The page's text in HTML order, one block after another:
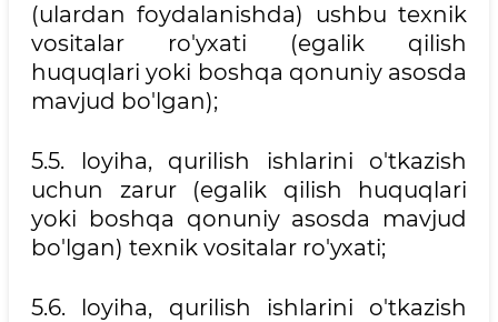
(ulardan foydalanishda) ushbu texnik
vositalar ro'yxati (egalik qilish
huquqlari yoki boshqa qonuniy asosda
mavjud bo'lgan);
5.5. loyiha, qurilish ishlarini o'tkazish
uchun zarur (egalik qilish huquqlari
yoki boshqa qonuniy asosda mavjud
bo'lgan) texnik vositalar ro'yxati;
5.6. loyiha, qurilish ishlarini o'tkazish